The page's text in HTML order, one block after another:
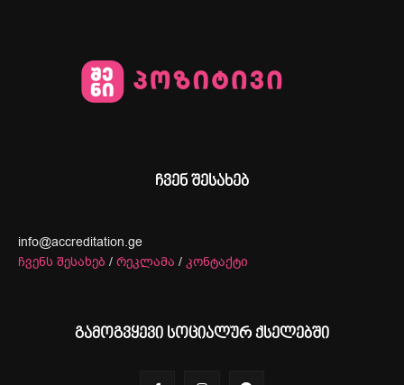
ჩვენ შესახებ
info@accreditation.ge
ჩვენს შესახებ / რეკლამა / კონტაქტი
გამოგვყევი სოციალურ ქსელებში